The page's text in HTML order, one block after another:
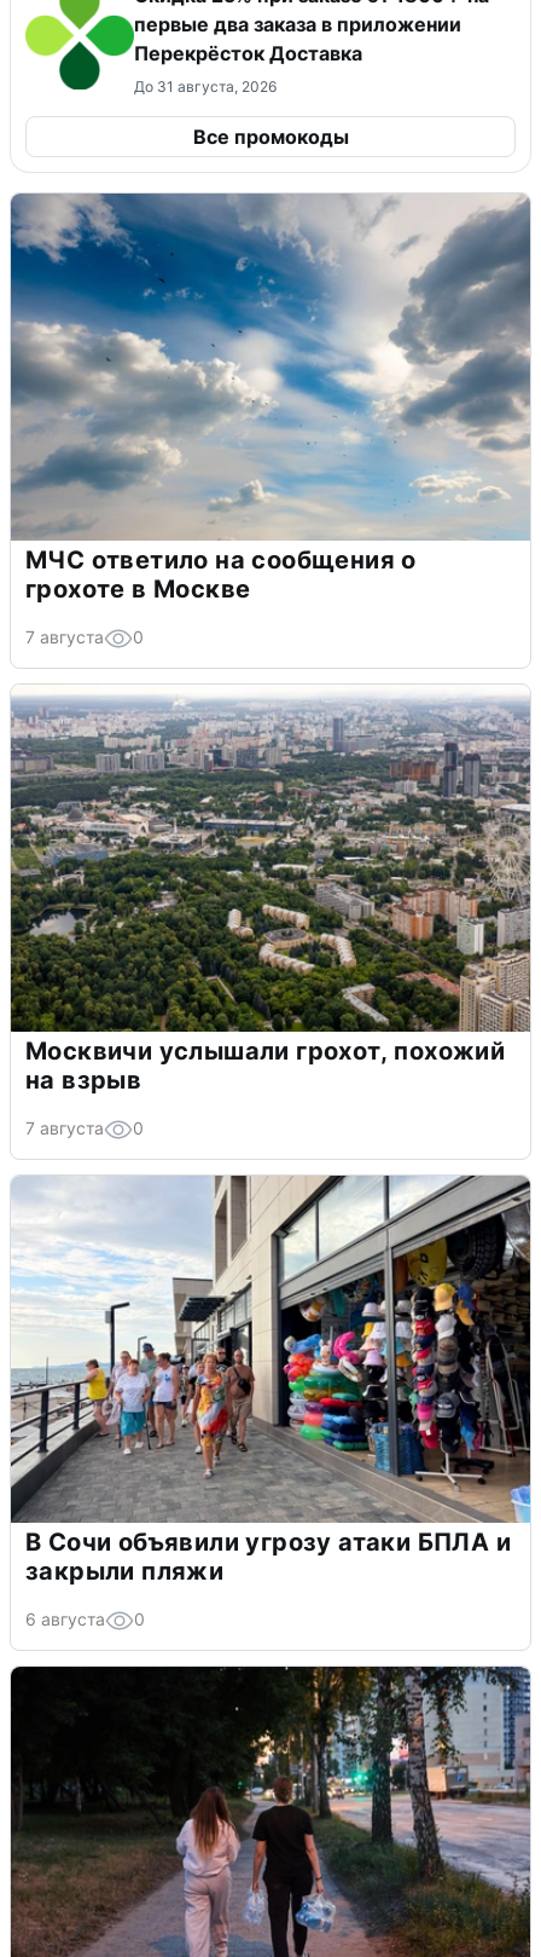
первые два заказа в приложении
Перекрёсток Доставка
До 31 августа, 2026
Все промокоды
МЧС ответило на сообщения о
грохоте в Москве
7 августа 0
Москвичи услышали грохот, похожий
на взрыв
7 августа 0
В Сочи объявили угрозу атаки БПЛА и
закрыли пляжи
6 августа 0